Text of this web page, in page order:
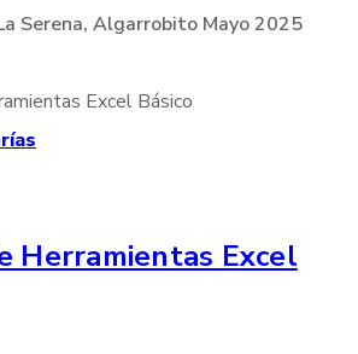
Serena, Algarrobito Mayo 2025
Herramientas Excel